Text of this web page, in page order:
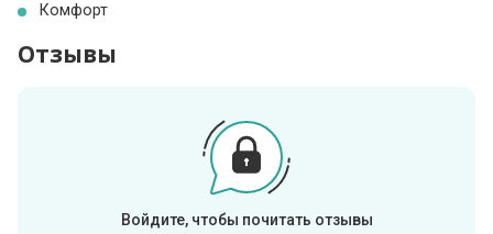
Комфорт
Отзывы
Войдите, чтобы почитать отзывы